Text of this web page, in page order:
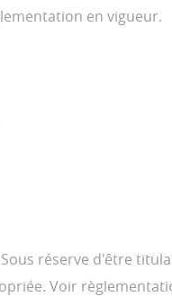
en vigueur.
réserve d'être
Voir